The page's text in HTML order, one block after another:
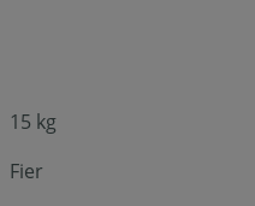
15 kg
Fier